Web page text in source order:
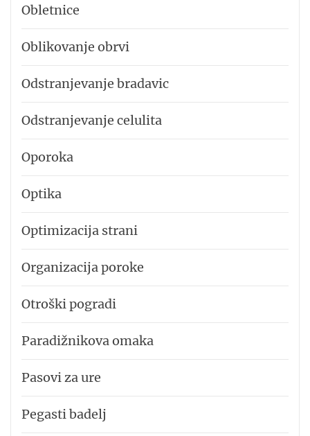
Obletnice
Oblikovanje obrvi
Odstranjevanje bradavic
Odstranjevanje celulita
Oporoka
Optika
Optimizacija strani
Organizacija poroke
Otroški pogradi
Paradižnikova omaka
Pasovi za ure
Pegasti badelj